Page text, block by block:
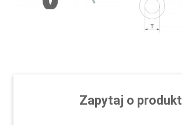
Zapytaj o produkt